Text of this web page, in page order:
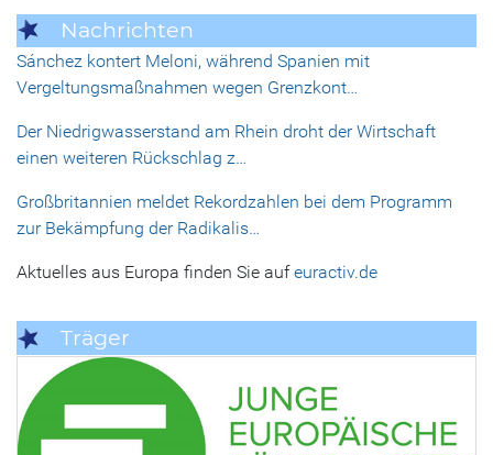
Nachrichten
Sánchez kontert Meloni, während Spanien mit
Vergeltungsmaßnahmen wegen Grenzkont…
Der Niedrigwasserstand am Rhein droht der Wirtschaft
einen weiteren Rückschlag z…
Großbritannien meldet Rekordzahlen bei dem Programm
zur Bekämpfung der Radikalis…
Aktuelles aus Europa finden Sie aufeuractiv.de
Träger